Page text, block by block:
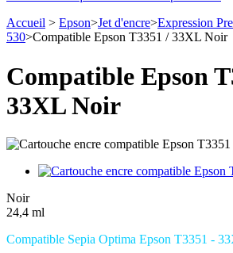
Accueil > Epson>Jet d'encre>Expression
530>Compatible Epson T3351 / 33XL Noir
Compatible Epson
33XL Noir
Noir
24,4 ml
Compatible Sepia Optima Epson T3351 -